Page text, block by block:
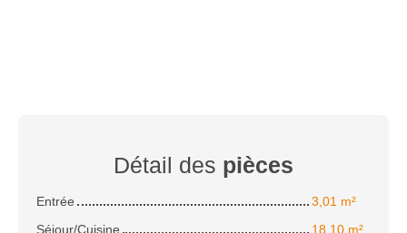
Détail des pièces
Entrée
3,01 m²
Séjour/Cuisine
18,10 m²